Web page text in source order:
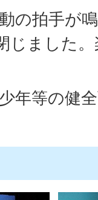
の拍手が
じました
年等の健